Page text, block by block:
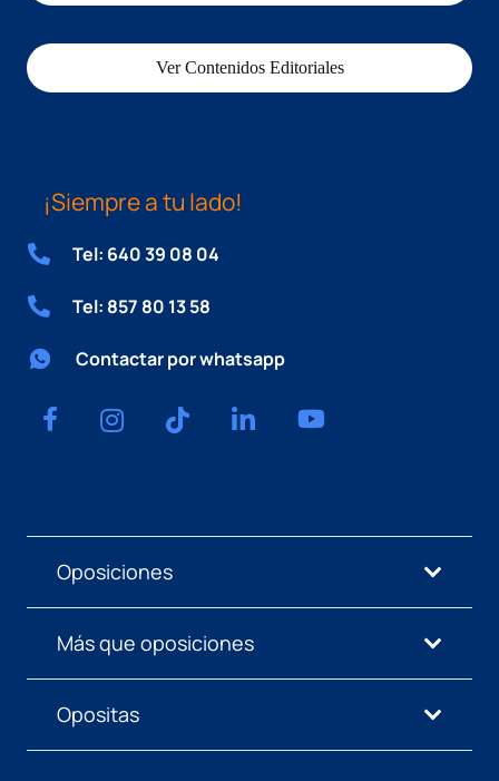
Ver Contenidos Editoriales
¡Siempre a tu lado!
Tel: 640 39 08 04
Tel: 857 80 13 58
Contactar por whatsapp
Oposiciones
Más que oposiciones
Opositas